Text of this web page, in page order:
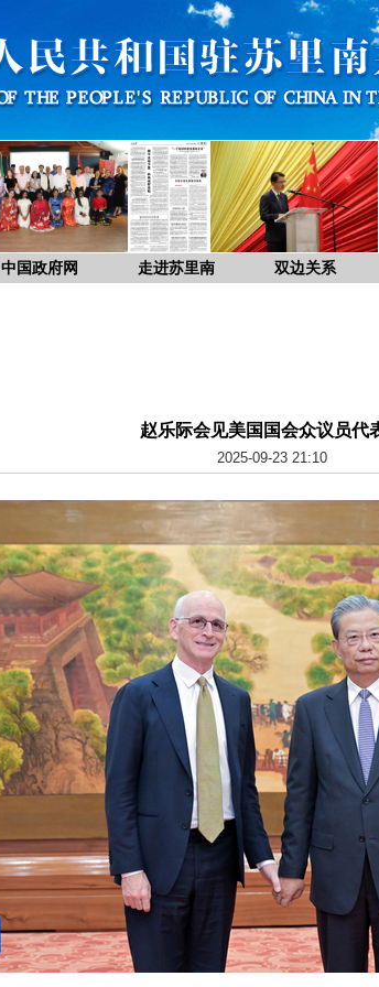
中国政府网 走进苏里南 双边关系
赵乐际会见美国国会众议员代
2025-09-23 21:10